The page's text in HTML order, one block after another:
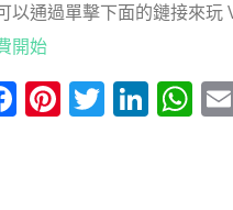
以通過單擊下面的鏈接來玩
開始
Facebook
Pinterest
Twitter